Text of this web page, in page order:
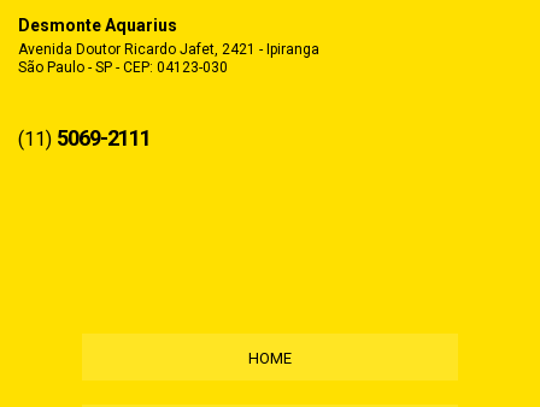
Desmonte Aquarius
Avenida Doutor Ricardo Jafet, 2421 - Ipiranga
São Paulo - SP - CEP: 04123-030
(11) 5069-2111
HOME